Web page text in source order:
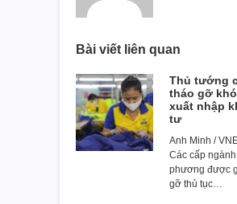
Bài viết liên quan
Thủ tướng
tháo gỡ
xuất nhập
tư
Anh Minh /
Các cấp
phương được
gỡ thủ tục…